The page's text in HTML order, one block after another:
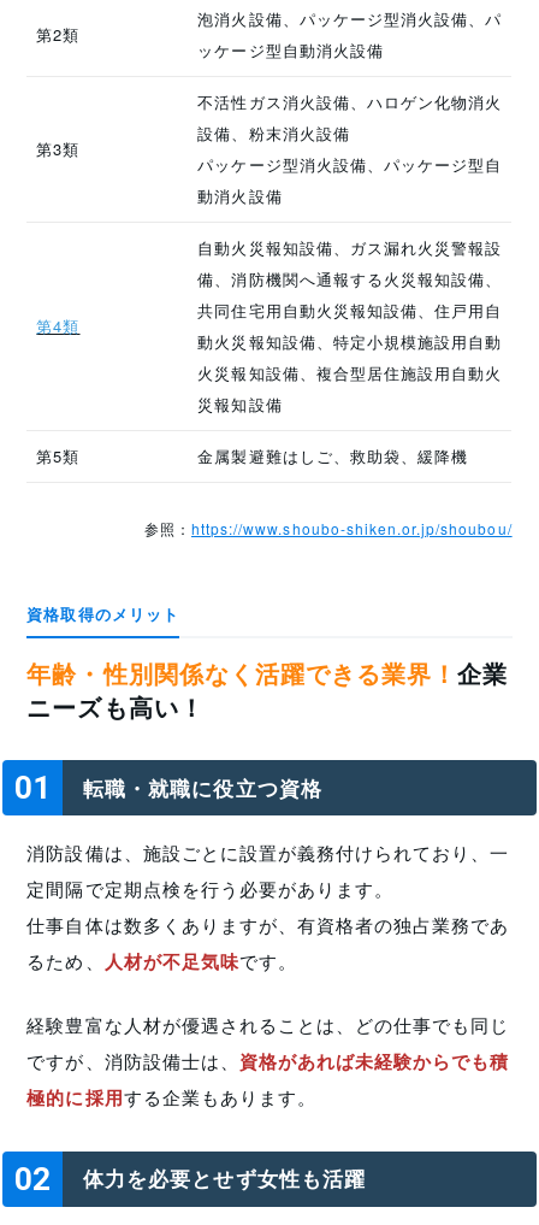
第2類
泡消火設備、パッケージ型消火設備、パ
ッケージ型自動消火設備
第3類
不活性ガス消火設備、ハロゲン化物消火
設備、粉末消火設備
パッケージ型消火設備、パッケージ型自
動消火設備
第4類
自動火災報知設備、ガス漏れ火災警報設
備、消防機関へ通報する火災報知設備、
共同住宅用自動火災報知設備、住戸用自
動火災報知設備、特定小規模施設用自動
火災報知設備、複合型居住施設用自動火
災報知設備
第5類 金属製避難はしご、救助袋、緩降機
参照： https://www.shoubo-shiken.or.jp/shoubou/
資格取得のメリット
年齢・性別関係なく活躍できる業界！企業
ニーズも高い！
01 転職・就職に役立つ資格
消防設備は、施設ごとに設置が義務付けられており、一
定間隔で定期点検を行う必要があります。
仕事自体は数多くありますが、有資格者の独占業務であ
るため、
人材が不足気味です。
経験豊富な人材が優遇されることは、どの仕事でも同じ
ですが、消防設備士は、 資格があれば未経験からでも積
極的に採用する企業もあります。
02 体力を必要とせず女性も活躍